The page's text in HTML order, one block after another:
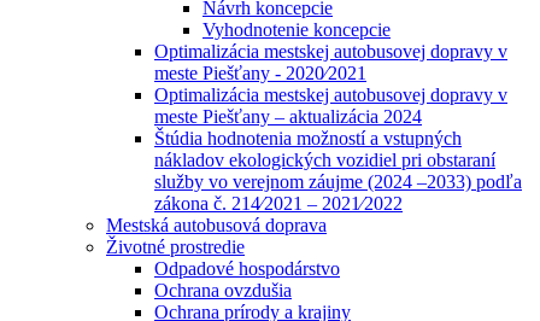
Návrh koncepcie
Vyhodnotenie koncepcie
Optimalizácia mestskej autobusovej dopravy v
meste Piešťany - 2020⁄2021
Optimalizácia mestskej autobusovej dopravy v
meste Piešťany – aktualizácia 2024
Štúdia hodnotenia možností a vstupných
nákladov ekologických vozidiel pri obstaraní
služby vo verejnom záujme (2024 –2033) podľa
zákona č. 214⁄2021 – 2021⁄2022
Mestská autobusová doprava
Životné prostredie
Odpadové hospodárstvo
Ochrana ovzdušia
Ochrana prírody a krajiny